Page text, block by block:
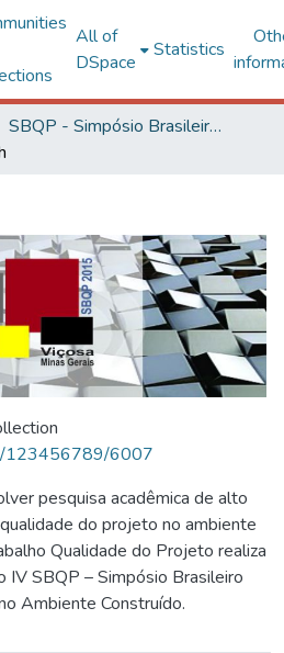
All of
DSpace
Statistics
SBQP - Simpósio Brasileiro de Qualidade do Projeto no Ambiente Construído
123456789/6007
pesquisa acadêmica de alto
do projeto no ambiente
Qualidade do Projeto realiza
IV SBQP – Simpósio Brasileiro
Ambiente Construído.